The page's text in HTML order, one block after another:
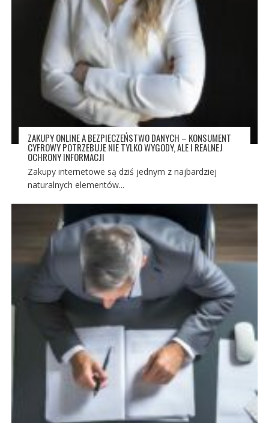
ZAKUPY ONLINE A BEZPIECZEŃSTWO DANYCH – KONSUMENT
CYFROWY POTRZEBUJE NIE TYLKO WYGODY, ALE I REALNEJ
OCHRONY INFORMACJI
Zakupy internetowe są dziś jednym z najbardziej
naturalnych elementów...